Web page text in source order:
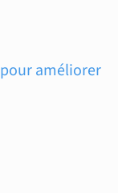
améliorer